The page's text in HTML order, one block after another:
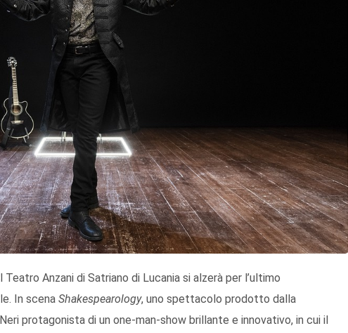
Anzani di Satriano di Lucania si alzerà per l’ultimo
In scena Shakespearology, uno spettacolo prodotto dalla
protagonista di un one-man-show brillante e innovativo, in cui il